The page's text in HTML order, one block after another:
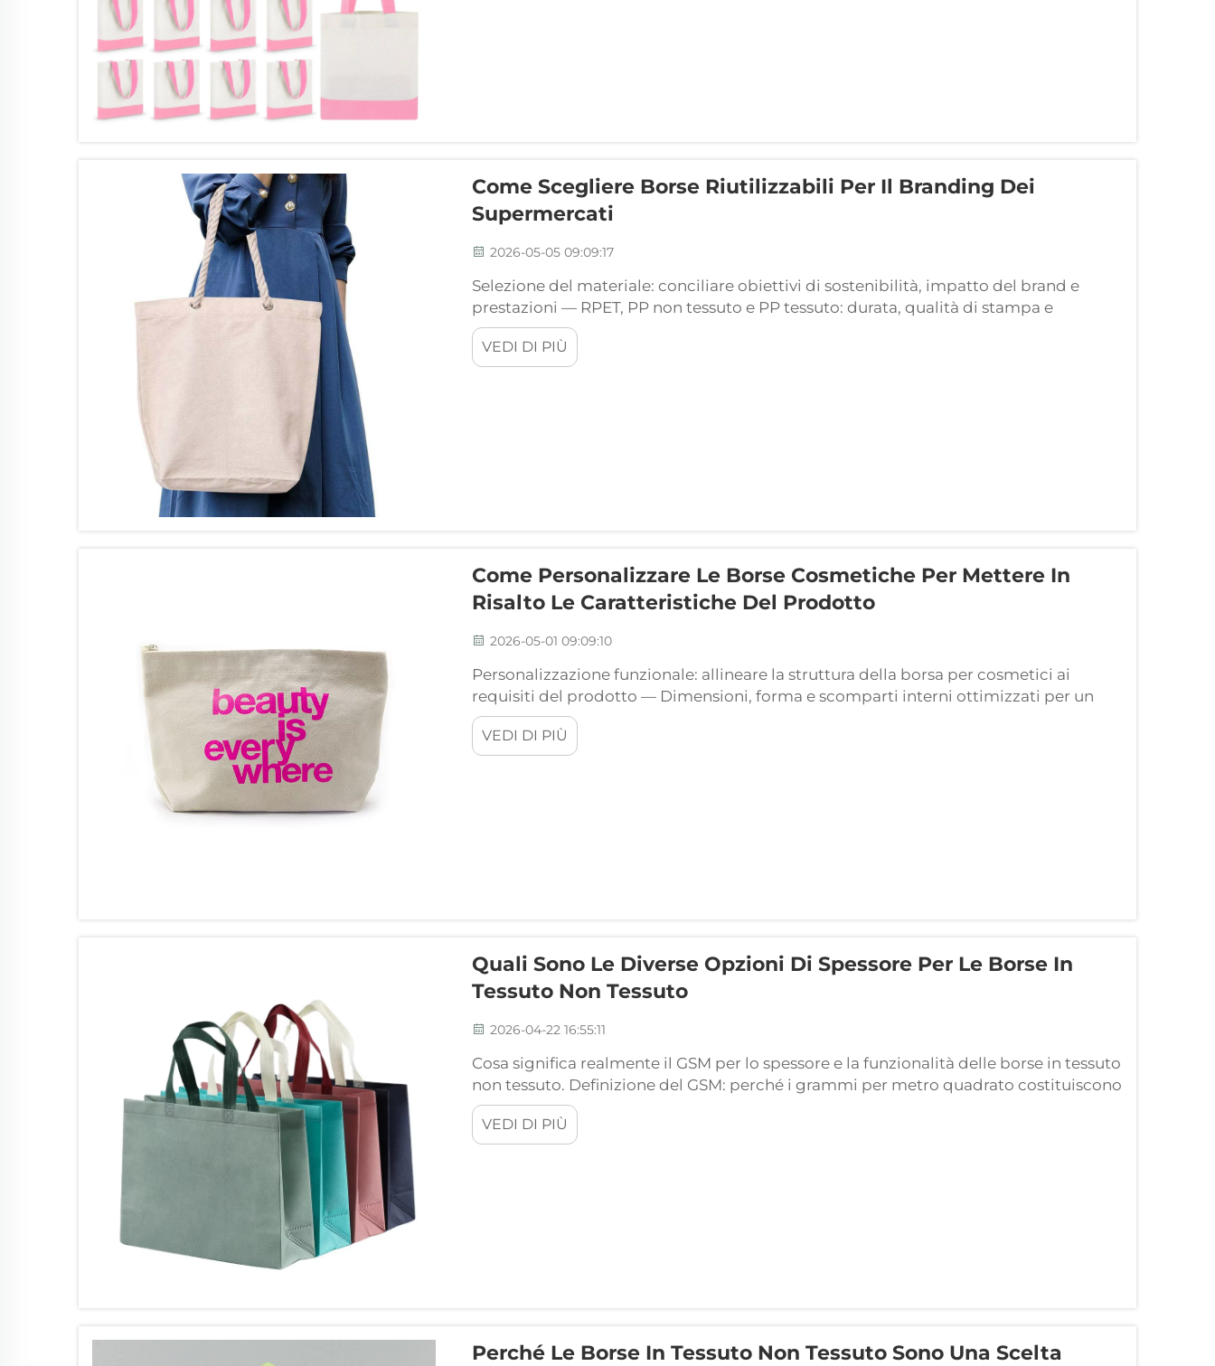
Come Scegliere Borse Riutilizzabili Per Il Branding Dei
Supermercati
2026-05-05 09:09:17
Selezione del materiale: conciliare obiettivi di sostenibilità, impatto del brand e
prestazioni — RPET, PP non tessuto e PP tessuto: durata, qualità di stampa e
percezione da parte dei consumatori. Scegliere il materiale giusto per una borsa
riutilizzabile personalizzata significa...
VEDI DI PIÙ
Come Personalizzare Le Borse Cosmetiche Per Mettere In
Risalto Le Caratteristiche Del Prodotto
2026-05-01 09:09:10
Personalizzazione funzionale: allineare la struttura della borsa per cosmetici ai
requisiti del prodotto — Dimensioni, forma e scomparti interni ottimizzati per un
adattamento reale al prodotto. La scelta delle dimensioni e della disposizione
interna ideali elimina lo spreco di spazio e previene i prodotti...
VEDI DI PIÙ
Quali Sono Le Diverse Opzioni Di Spessore Per Le Borse In
Tessuto Non Tessuto
2026-04-22 16:55:11
Cosa significa realmente il GSM per lo spessore e la funzionalità delle borse in tessuto
non tessuto. Definizione del GSM: perché i grammi per metro quadrato costituiscono
la misura standard per lo spessore delle borse in tessuto non tessuto. GSM sta per
grammi per metro quadrato e indica essenzialmente quanto è densa una stoffa
osservando...
VEDI DI PIÙ
Perché Le Borse In Tessuto Non Tessuto Sono Una Scelta